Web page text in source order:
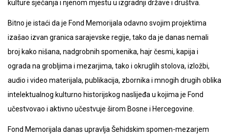
kulture sjećanja i njenom mjestu u izgradnji države i društva.
Bitno je istaći da je Fond Memorijala odavno svojim projektima
izašao izvan granica sarajevske regije, tako da je danas nemali
broj kako nišana, nadgrobnih spomenika, hajr česmi, kapija i
ograda na grobljima i mezarjima, tako i okruglih stolova, izložbi,
audio i video materijala, publikacija, zbornika i mnogih drugih oblika
intelektualnog kulturno historijskog naslijeđa u kojima je Fond
učestvovao i aktivno učestvuje širom Bosne i Hercegovine.
Fond Memorijala danas upravlja Šehidskim spomen-mezarjem